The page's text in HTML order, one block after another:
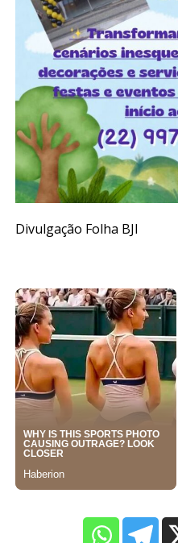
Divulgação Folha BJI